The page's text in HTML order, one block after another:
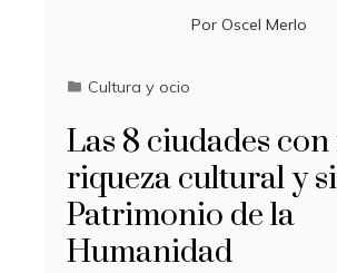
Por Oscel Merlo
Cultura y ocio
Las 8 ciudades
riqueza cultural y
Patrimonio de la
Humanidad